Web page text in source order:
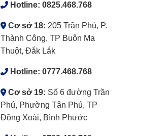
Hotline: 0825.468.768
Cơ sở 18: 205 Trần Phú, P.
Thành Công, TP Buôn Ma
Thuột, Đắk Lắk
Hotline: 0777.468.768
Cơ sở 19: Số 6 đường Trần
Phú, Phường Tân Phú, TP
Đồng Xoài, Bình Phước